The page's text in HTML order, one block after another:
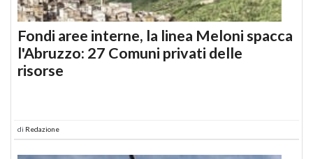
Fondi aree interne, la linea Meloni spacca
l'Abruzzo: 27 Comuni privati delle
risorse
di Redazione